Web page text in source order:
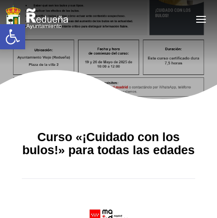
Abrir barra de herramientas
Curso «¡Cuidado con los
bulos!» para todas las edades